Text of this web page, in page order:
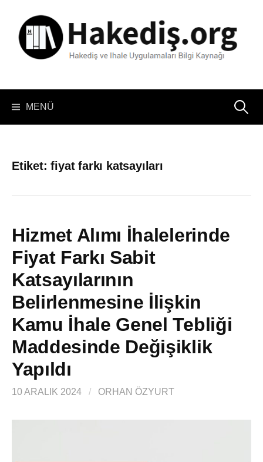
MENÜ Arama:
Etiket:fiyat farkı katsayıları
Hizmet Alımı İhalelerinde
Fiyat Farkı Sabit
Katsayılarının
Belirlenmesine İlişkin
Kamu İhale Genel Tebliği
Maddesinde Değişiklik
Yapıldı
10 ARALIK 2024 / ORHAN ÖZYURT